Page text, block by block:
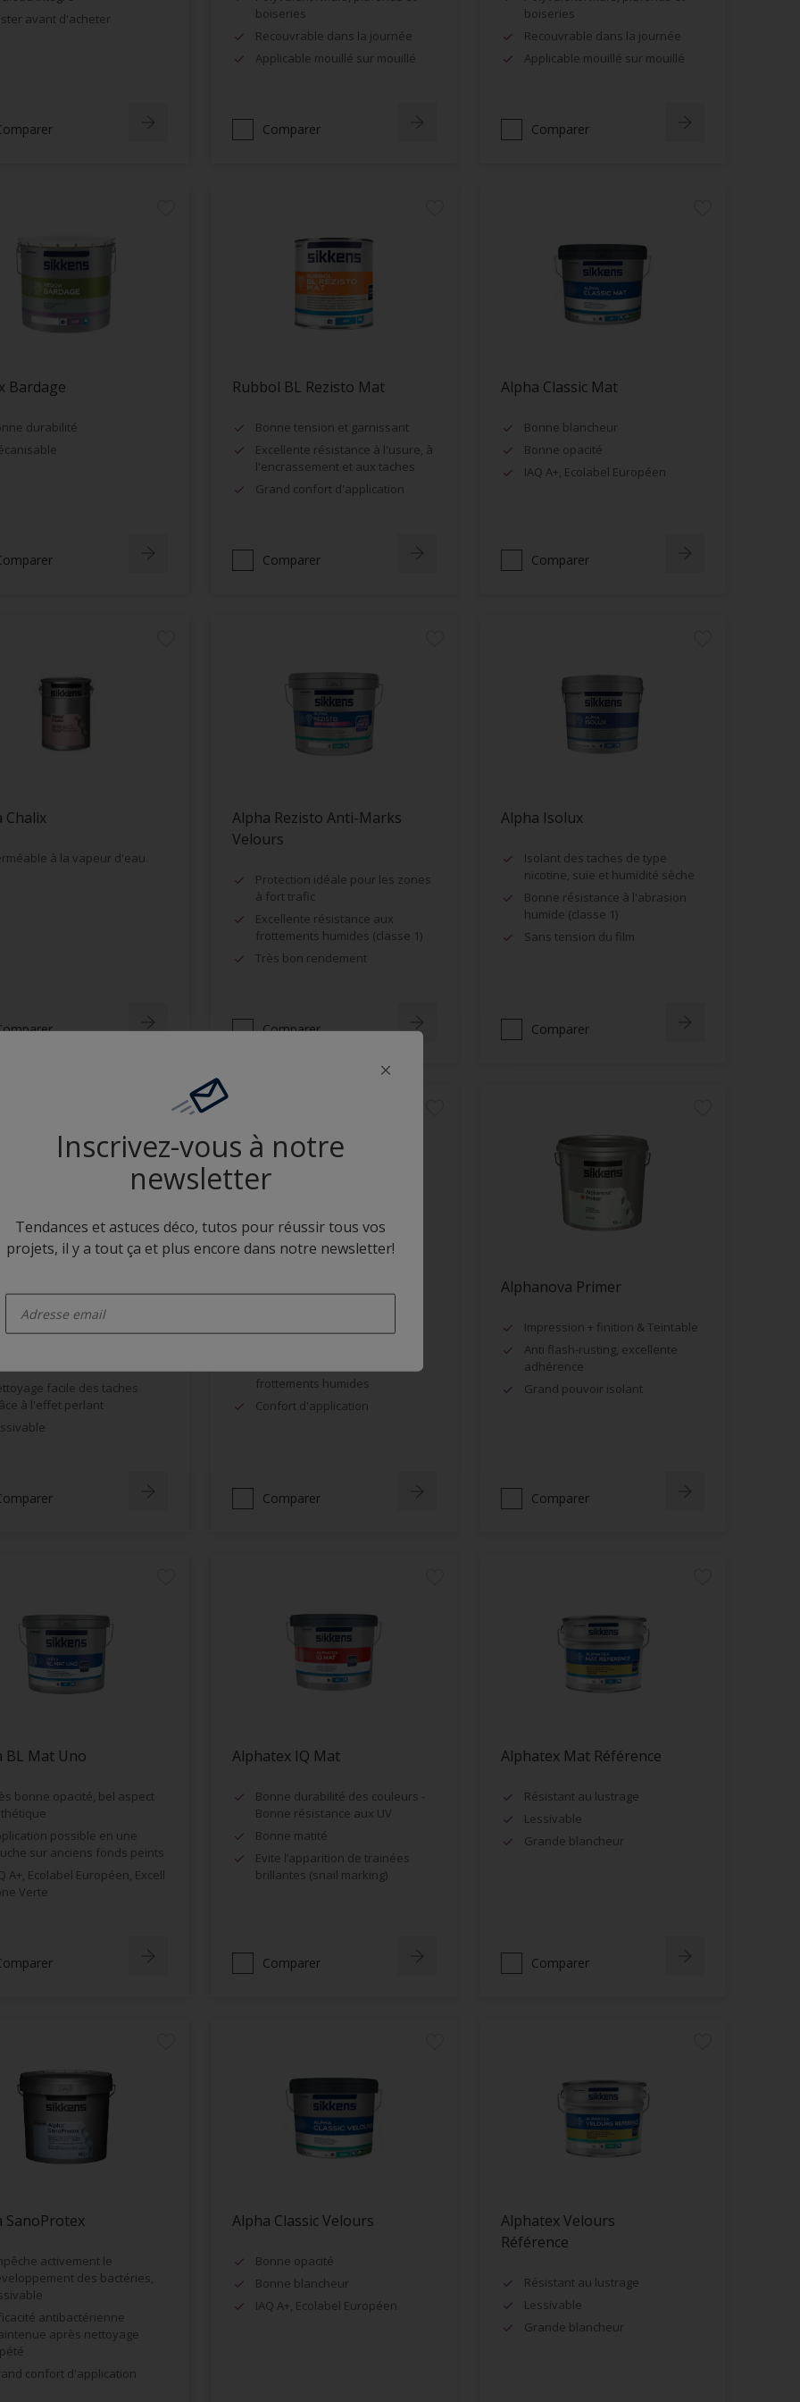
avant d'acheter
boiseries
Recouvrable dans la journée
Applicable mouillé sur mouillé
Comparer
boiseries
Recouvrable dans la journée
Applicable mouillé sur mouillé
Comparer
Bardage
durabilité
Rubbol BL Rezisto Mat
Bonne tension et garnissant
Excellente résistance à l'usure, à
l'encrassement et aux taches
Grand confort d'application
Comparer
Alpha Classic Mat
Bonne blancheur
Bonne opacité
IAQ A+, Ecolabel Européen
Comparer
Chalix
à la vapeur d'eau.
Alpha Rezisto Anti-Marks
Velours
Protection idéale pour les zones
à fort trafic
Excellente résistance aux
frottements humides (classe 1)
Très bon rendement
Comparer
Alpha Isolux
Isolant des taches de type
nicotine, suie et humidité sèche
Bonne résistance à l'abrasion
humide (classe 1)
Sans tension du film
Comparer
Easy Clean
facile des taches
à l'effet perlant
frottements humides
Confort d'application
Comparer
Alphanova Primer
Impression + finition & Teintable
Anti flash-rusting, excellente
adhérence
Grand pouvoir isolant
Comparer
BL Mat Uno
bonne opacité, bel aspect
possible en une
sur anciens fonds peints
A+, Ecolabel Européen, Excell
Verte
Alphatex IQ Mat
Bonne durabilité des couleurs -
Bonne résistance aux UV
Bonne matité
Evite l’apparition de trainées
brillantes (snail marking)
Comparer
Alphatex Mat Référence
Résistant au lustrage
Lessivable
Grande blancheur
Comparer
SanoProtex
activement le
des bactéries,
antibactérienne
après nettoyage
confort d'application
Alpha Classic Velours
Bonne opacité
Bonne blancheur
IAQ A+, Ecolabel Européen
Alphatex Velours
Référence
Résistant au lustrage
Lessivable
Grande blancheur
Inscrivez-vous à notre
newsletter
Tendances et astuces déco, tutos pour réussir tous vos
projets, il y a tout ça et plus encore dans notre newsletter!